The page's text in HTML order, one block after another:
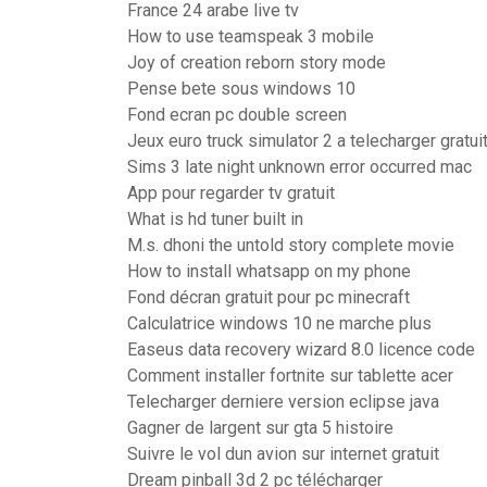
France 24 arabe live tv
How to use teamspeak 3 mobile
Joy of creation reborn story mode
Pense bete sous windows 10
Fond ecran pc double screen
Jeux euro truck simulator 2 a telecharger
Sims 3 late night unknown error occurred mac
App pour regarder tv gratuit
What is hd tuner built in
M.s. dhoni the untold story complete movie
How to install whatsapp on my phone
Fond décran gratuit pour pc minecraft
Calculatrice windows 10 ne marche plus
Easeus data recovery wizard 8.0 licence code
Comment installer fortnite sur tablette acer
Telecharger derniere version eclipse java
Gagner de largent sur gta 5 histoire
Suivre le vol dun avion sur internet gratuit
Dream pinball 3d 2 pc télécharger